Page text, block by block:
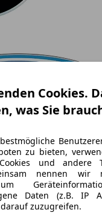
Cookies.
was Sie
zu bieten,
und andere
nennen wir
Daten (z.B. IP
zuzugreifen.